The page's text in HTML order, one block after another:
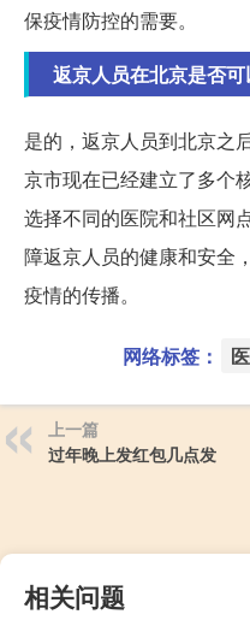
保疫情防控的需要。
返京人员在北京是否
是的，返京人员到北京之
京市现在已经建立了多个
选择不同的医院和社区网
障返京人员的健康和安全
疫情的传播。
网络标签：
上一篇
过年晚上发红包几点发
相关问题